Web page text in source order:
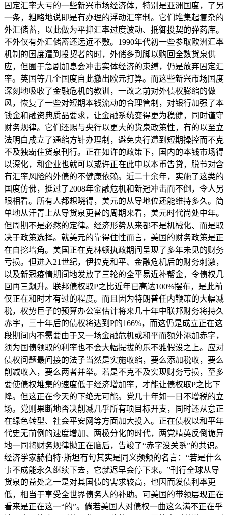
固定汇率大亏的一些新兴市场经济体，特别是亚洲国度，了另
一条，粗略地说即是有办理的浮动汇率制。它们堆集起复杂的
外汇储蓄，以此做为平抑汇率过度波动、抵御投契的弹药库。
不外仅有外汇储蓄还远远不敷。1990年代初一些参取欧洲汇率
机制的国度遭到投契者的时，外储多到脚以购回全数货泉供
应，但囿于急剧加息会冲击实体经济的束缚，仍是放弃固定汇
率。英国等几个国度自此撤出欧元打算。而这些新兴市场国度
深刻地吸收了金融危机的教训，一改之前对外债权膨缩的做
风，恢复了一些对短期本钱流动的合理管制，对银行加强了本
钱金和融资典质品要求，让金融系统变得更为稳健，同时谨守
财务规律。它们还赐与央行以更大的货泉政策性，有的以至立
法明白成立了通缩方针办理制，避免央行遭到短期操控而不克
不及独霸住货泉刊行。正在如许的政策下，国内的本钱市场得
以深化，和企业也就可以或许正在此中以本币告贷，脱节对含
有汇率风险的外债的不健康依赖。近二十余年，实施了这类的
国度仿佛，挺过了2008年金融危机和新冠冲击而不倒，令人另
眼相看。所有人都想晓得，美元的从导地位还能维持多久。简
单地从汗青上从导货泉更替的周期来看，美元时代尚处中年。
但周期不是必然的定律。经济形势从来都不是机械化、而是取
决于政策选择。就美元的靠得住性而言，美国的财务政策是正
在自挖墙角。美国正在克林顿执政期间呈现了多年未见的财务
亏损。但进入21世纪，伊拉克和平、金融危机后的财务刺激，
以及新冠疫情期间地发放了三轮的全平易近补帮金，令债权几
回再三飙升。联邦债权取P之比近年已高达100%摆布，是此前
仅正在和时才有过的程度。而且因为特朗普任内鞭策的大幅减
税，权势巨子的预算办公室估计将来几十年中联邦财务将持久
赤字，三十年后的债权将达到P的166%，而这仍是成立正在这
段期间内不需要由于又一场金融危机或和平而额外添加赤字，
须为国债领取的利率也不会大幅提拔的乐不雅假设之上。应对
债权问题最间接的法子当然是实施收缩，要么添加税收，要么
削减收入，要么两者并举。若是不克不及实现财务亏损，至多
要使债权堆集的速度低于经济增加率，才能让债权取P之比下
降。但这正在今天的下绝无可能。党几十年如一日不增税的立
场。党则果断地否决削减几乎所有项目标开支，同时还从意正
在绿色转型、社会平安网等方面加大投入。正在债权以和平年
代史无前例的速度增加、两极分化的时代，两党精英反倒诡异
地一同将财务规律抛正在脑后，告竣了“赤字没关系”的共识。
经济学家赫伯特·斯坦有句其实是同义频频的名言：“若是什么
事不成能永久继续下去，它就迟早会停下来。”刊行全球从导
货泉的益处之一是对其国债的需求较高，也因而发债利率更
低，相当于享受全世界债务人的补助。可美国的带领层现正在
看来是正在这一“的”。倘若美国人对债权一曲这么满不正在乎